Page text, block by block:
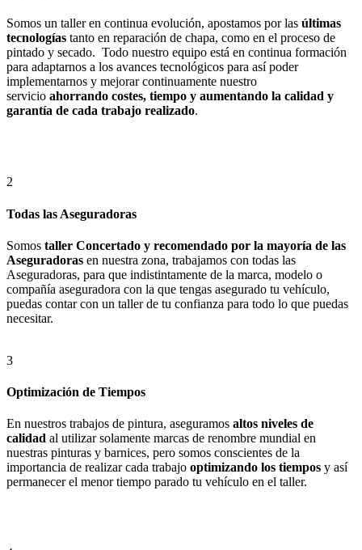
Somos un taller en continua evolución, apostamos por las últimas
tecnologías tanto en reparación de chapa, como en el proceso de
pintado y secado. Todo nuestro equipo está en continua formación
para adaptarnos a los avances tecnológicos para así poder
implementarnos y mejorar continuamente nuestro
servicio ahorrando costes, tiempo y aumentando la calidad y
garantía de cada trabajo realizado.
2
Todas las Aseguradoras
Somos taller Concertado y recomendado por la mayoría de las
Aseguradoras en nuestra zona, trabajamos con todas las
Aseguradoras, para que indistintamente de la marca, modelo o
compañía aseguradora con la que tengas asegurado tu vehículo,
puedas contar con un taller de tu confianza para todo lo que puedas
necesitar.
3
Optimización de Tiempos
En nuestros trabajos de pintura, aseguramos altos niveles de
calidad al utilizar solamente marcas de renombre mundial en
nuestras pinturas y barnices, pero somos conscientes de la
importancia de realizar cada trabajo optimizando los tiempos y así
permanecer el menor tiempo parado tu vehículo en el taller.